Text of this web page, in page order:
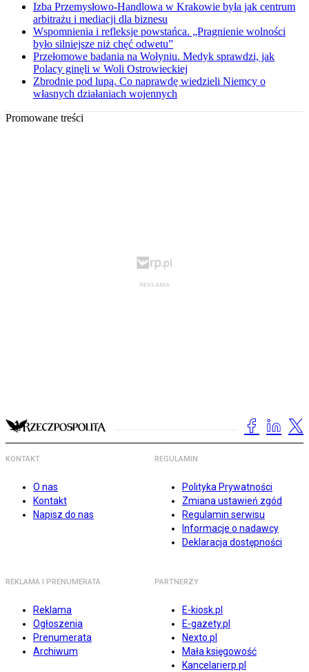
Izba Przemysłowo-Handlowa w Krakowie była jak centrum
arbitrażu i mediacji dla biznesu
Wspomnienia i refleksje powstańca. „Pragnienie wolności
było silniejsze niż chęć odwetu”
Przełomowe badania na Wołyniu. Medyk sprawdzi, jak
Polacy ginęli w Woli Ostrowieckiej
Zbrodnie pod lupą. Co naprawdę wiedzieli Niemcy o
własnych działaniach wojennych
Promowane treści
KONTAKT
O nas
Kontakt
Napisz do nas
REGULAMIN
Polityka Prywatności
Zmiana ustawień zgód
Regulamin serwisu
Informacje o nadawcy
Deklaracja dostępności
REKLAMA I PRENUMERATA
Reklama
Ogłoszenia
Prenumerata
Archiwum
PARTNERZY
E-kiosk.pl
E-gazety.pl
Nexto.pl
Mała księgowość
Kancelarierp.pl